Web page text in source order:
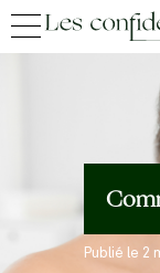
Publié le 2